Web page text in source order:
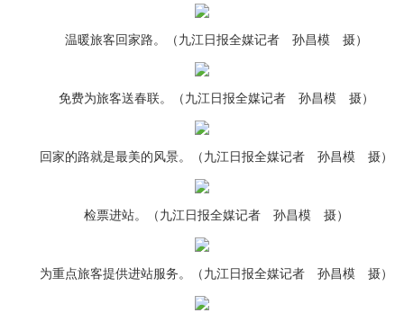
温暖旅客回家路。（九江日报全媒记者 孙昌模 摄）
免费为旅客送春联。（九江日报全媒记者 孙昌模 摄）
回家的路就是最美的风景。（九江日报全媒记者 孙昌模 摄）
检票进站。（九江日报全媒记者 孙昌模 摄）
为重点旅客提供进站服务。（九江日报全媒记者 孙昌模 摄）